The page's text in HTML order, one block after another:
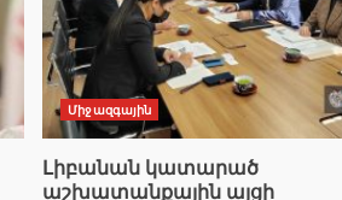
Միջազգային
Լիբանան կատարած
աշխատանքային այցի